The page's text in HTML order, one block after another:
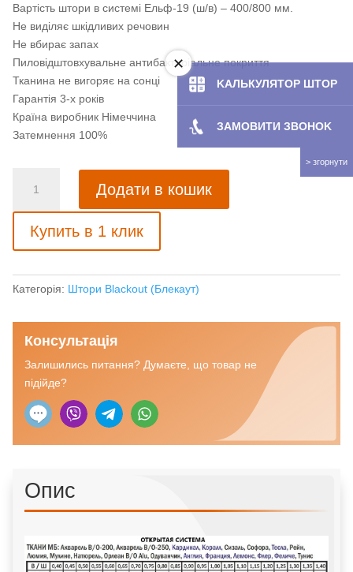
Вартість штори в системі Ельф-19 (ш/в) – 400/800 мм.
Не виділяє шкідливих речовин
Не вбирає запах
Пиловідштовхувальне антибактеріальне покриття
Тканина не вигоряє на сонці
Гарантія 3-х років
Країна виробник Німеччина
Затемнення 100%
штори
з
тканиною
Акварель
чорний
Додати в кошик
Купить в 1 клик
Категорія: Штори Blackout (Блекаут)
Консультація
Залишились питання? Думаєте, що товар не
підійде?
Опис
KAЛЬКУЛЯТOP ШТОР
ЗАМОВИТИ ЗBOHOK